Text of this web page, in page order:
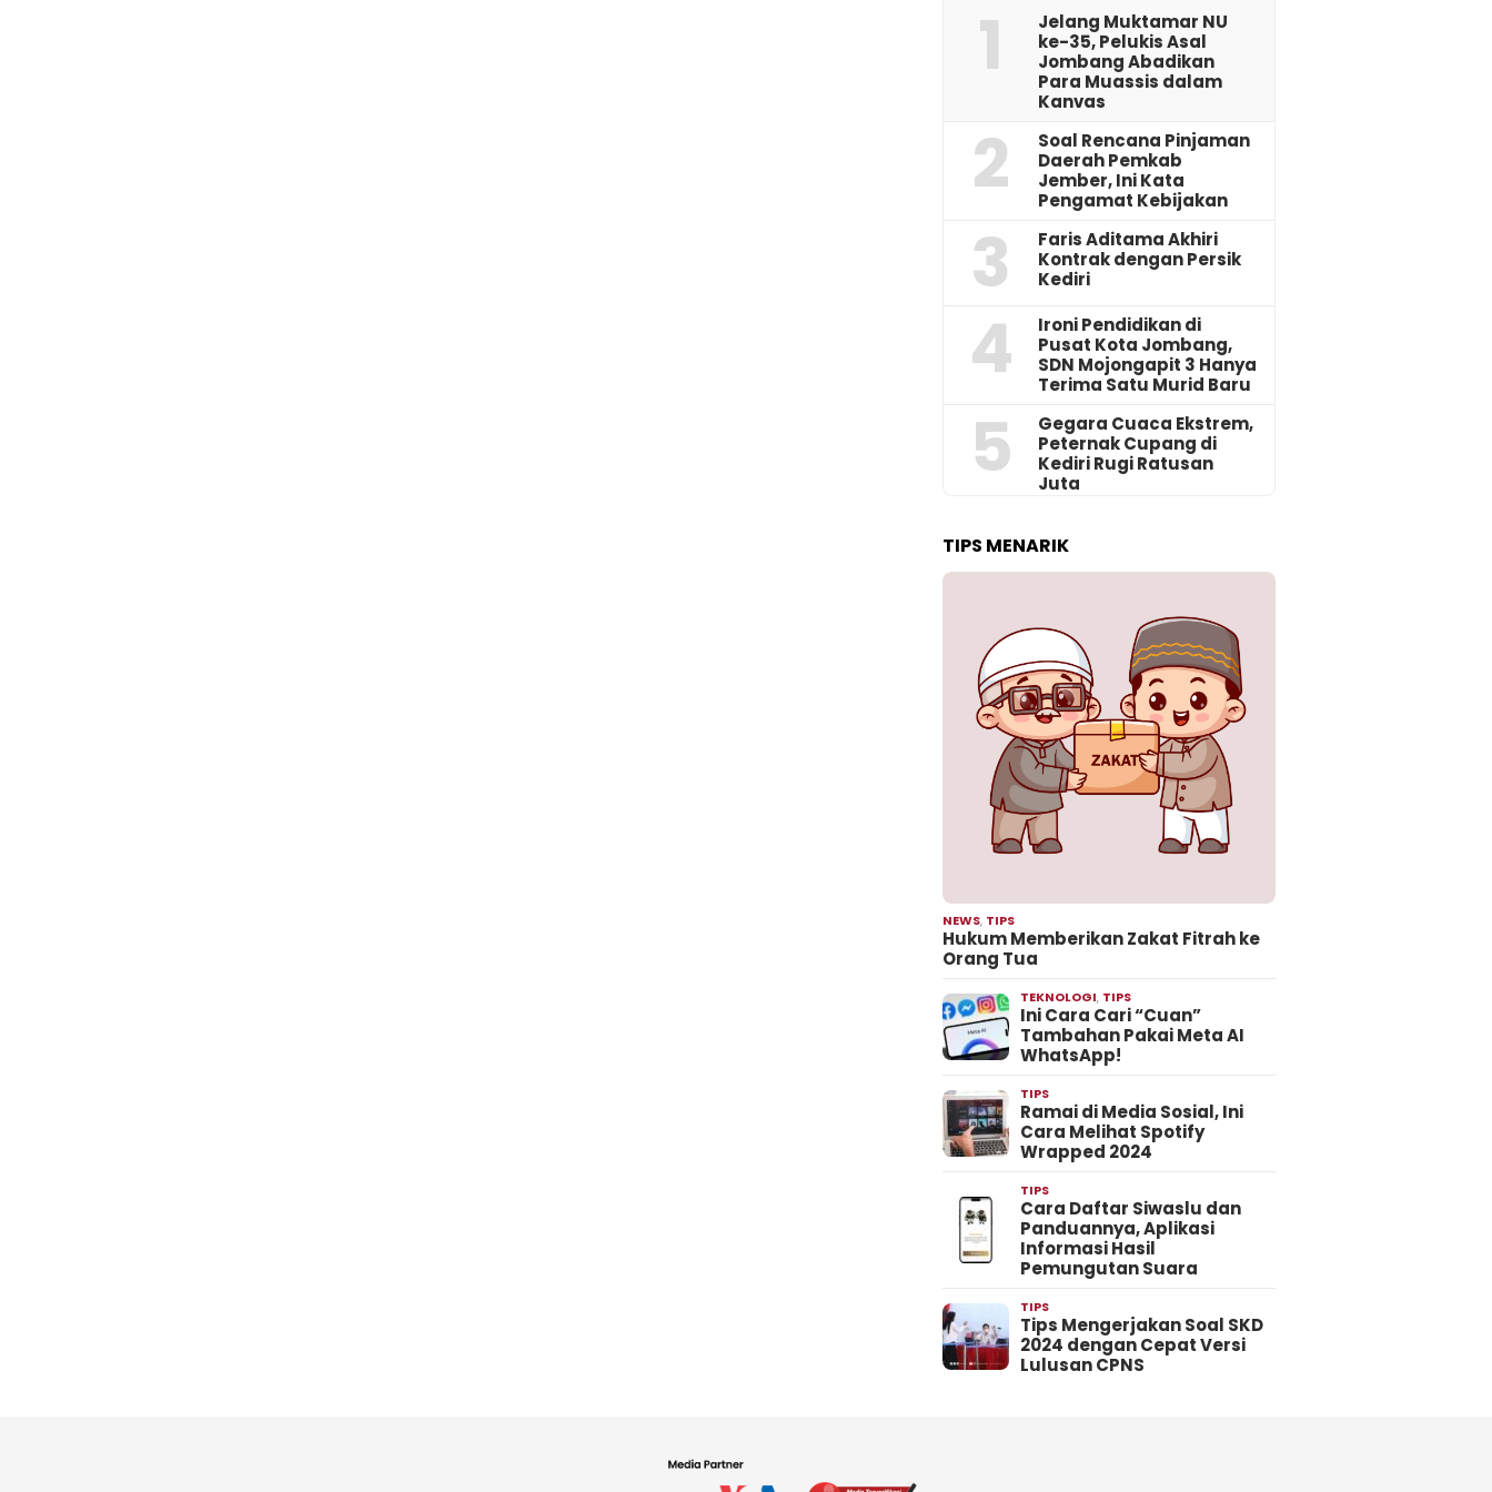
1
Jelang Muktamar NU
ke-35, Pelukis Asal
Jombang Abadikan
Para Muassis dalam
Kanvas
2
‎Soal Rencana Pinjaman
Daerah Pemkab
Jember, Ini Kata
Pengamat Kebijakan ‎
3
Faris Aditama Akhiri
Kontrak dengan Persik
Kediri
4
Ironi Pendidikan di
Pusat Kota Jombang,
SDN Mojongapit 3 Hanya
Terima Satu Murid Baru
5
‎Gegara Cuaca Ekstrem,
Peternak Cupang di
Kediri Rugi Ratusan
Juta
TIPS MENARIK
NEWS, TIPS
Hukum Memberikan Zakat Fitrah ke
Orang Tua
TEKNOLOGI, TIPS
Ini Cara Cari “Cuan”
Tambahan Pakai Meta AI
WhatsApp!
TIPS
Ramai di Media Sosial, Ini
Cara Melihat Spotify
Wrapped 2024
TIPS
Cara Daftar Siwaslu dan
Panduannya, Aplikasi
Informasi Hasil
Pemungutan Suara
TIPS
Tips Mengerjakan Soal SKD
2024 dengan Cepat Versi
Lulusan CPNS